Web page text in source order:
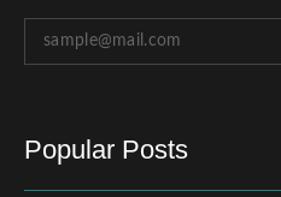
Popular Posts